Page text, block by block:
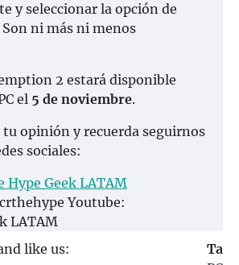
y seleccionar la opción de
ni más ni menos
2 estará disponible
el 5 de noviembre.
tu opinión y recuerda seguirnos
sociales:
Hype Geek LATAM
Youtube:
LATAM
like us: